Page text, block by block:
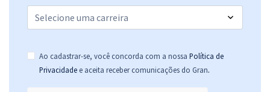
Ao cadastrar-se, você concorda com a nossa Política de
Privacidade e aceita receber comunicações do Gran.